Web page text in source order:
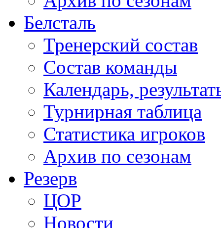
Белсталь
Тренерский состав
Состав команды
Календарь,
Турнирная таблица
Статистика игроков
Архив по сезонам
Резерв
ЦОР
Новости